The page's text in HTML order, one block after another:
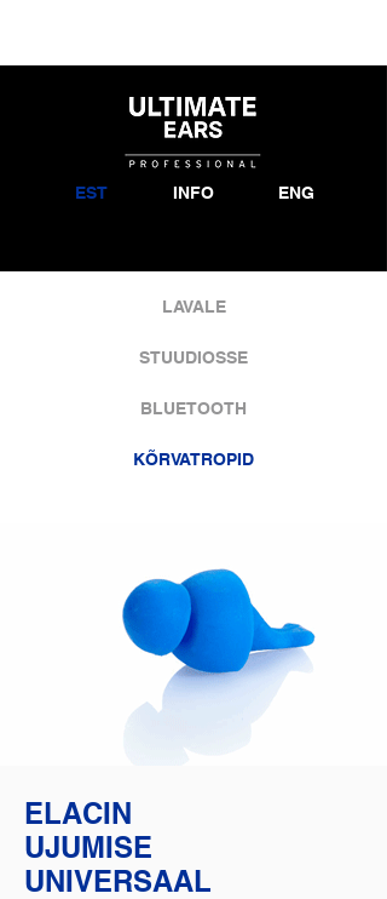
EST INFO ENG
LAVALE
STUUDIOSSE
BLUETOOTH
KÕRVATROPID
ELACIN
UJUMISE
UNIVERSAAL